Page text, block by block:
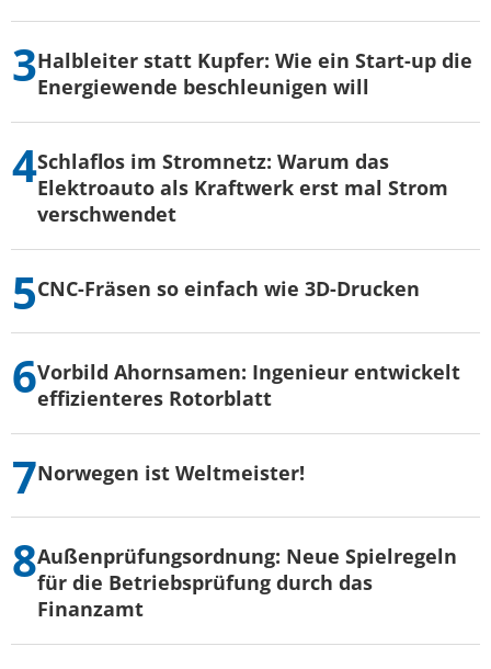
Halbleiter statt Kupfer: Wie ein Start-up die
Energiewende beschleunigen will
Schlaflos im Stromnetz: Warum das
Elektroauto als Kraftwerk erst mal Strom
verschwendet
CNC-Fräsen so einfach wie 3D-Drucken
Vorbild Ahornsamen: Ingenieur entwickelt
effizienteres Rotorblatt
Norwegen ist Weltmeister!
Außenprüfungsordnung: Neue Spielregeln
für die Betriebsprüfung durch das
Finanzamt